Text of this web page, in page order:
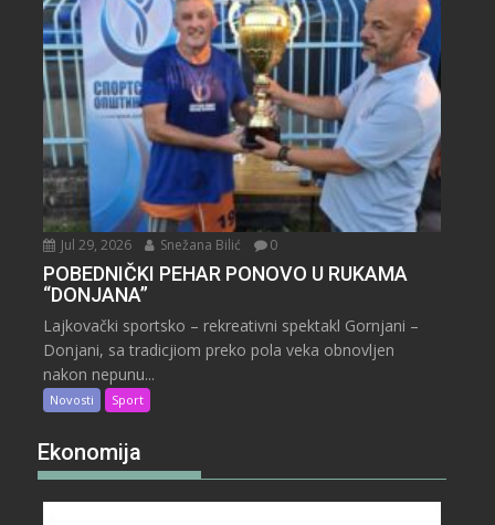
Jul 29, 2026 Snežana Bilić 0
POBEDNIČKI PEHAR PONOVO U RUKAMA
“DONJANA”
Lajkovački sportsko – rekreativni spektakl Gornjani –
Donjani, sa tradicjiom preko pola veka obnovljen
nakon nepunu...
Novosti Sport
Ekonomija